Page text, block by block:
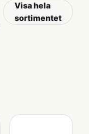
Visa hela
sortimentet